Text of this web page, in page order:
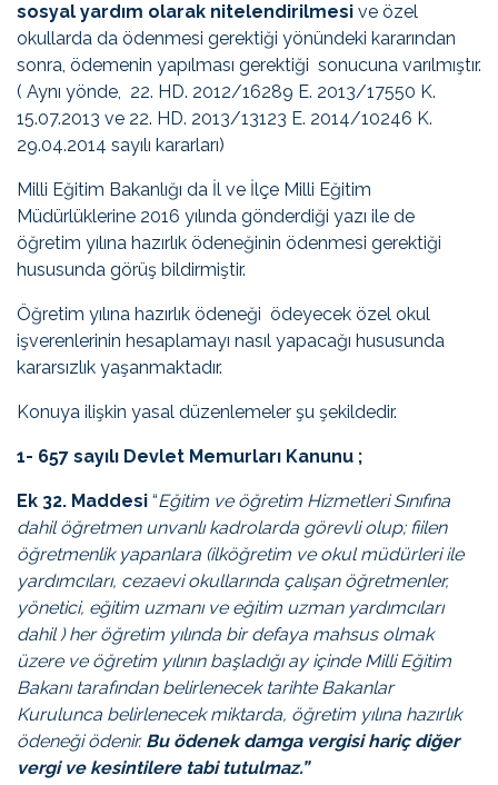
sosyal yardım olarak nitelendirilmesi ve özel
okullarda da ödenmesi gerektiği yönündeki kararından
sonra, ödemenin yapılması gerektiği sonucuna varılmıştır.
( Aynı yönde, 22. HD. 2012/16289 E. 2013/17550 K.
15.07.2013 ve 22. HD. 2013/13123 E. 2014/10246 K.
29.04.2014 sayılı kararları)
Milli Eğitim Bakanlığı da İl ve İlçe Milli Eğitim
Müdürlüklerine 2016 yılında gönderdiği yazı ile de
öğretim yılına hazırlık ödeneğinin ödenmesi gerektiği
hususunda görüş bildirmiştir.
Öğretim yılına hazırlık ödeneği ödeyecek özel okul
işverenlerinin hesaplamayı nasıl yapacağı hususunda
kararsızlık yaşanmaktadır.
Konuya ilişkin yasal düzenlemeler şu şekildedir.
1- 657 sayılı Devlet Memurları Kanunu ;
Ek 32. Maddesi “Eğitim ve öğretim Hizmetleri Sınıfına
dahil öğretmen unvanlı kadrolarda görevli olup; fiilen
öğretmenlik yapanlara (ilköğretim ve okul müdürleri ile
yardımcıları, cezaevi okullarında çalışan öğretmenler,
yönetici, eğitim uzmanı ve eğitim uzman yardımcıları
dahil ) her öğretim yılında bir defaya mahsus olmak
üzere ve öğretim yılının başladığı ay içinde Milli Eğitim
Bakanı tarafından belirlenecek tarihte Bakanlar
Kurulunca belirlenecek miktarda, öğretim yılına hazırlık
ödeneği ödenir. Bu ödenek damga vergisi hariç diğer
vergi ve kesintilere tabi tutulmaz.”